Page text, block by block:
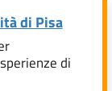
di Pisa
di